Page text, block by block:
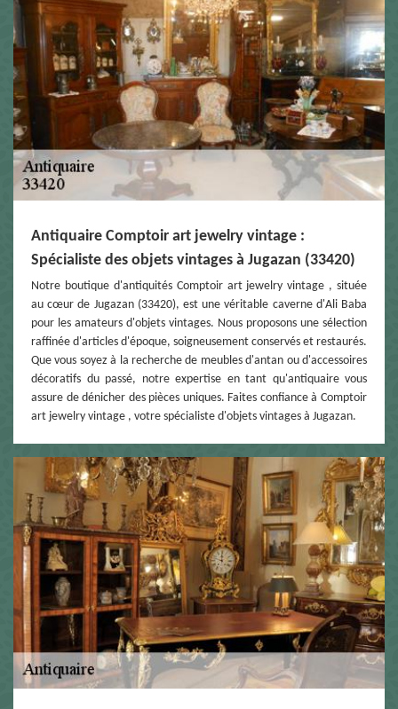
Antiquaire Comptoir art jewelry vintage :
Spécialiste des objets vintages à Jugazan (33420)
Notre boutique d'antiquités Comptoir art jewelry vintage , située
au cœur de Jugazan (33420), est une véritable caverne d'Ali Baba
pour les amateurs d'objets vintages. Nous proposons une sélection
raffinée d'articles d'époque, soigneusement conservés et restaurés.
Que vous soyez à la recherche de meubles d'antan ou d'accessoires
décoratifs du passé, notre expertise en tant qu'antiquaire vous
assure de dénicher des pièces uniques. Faites confiance à Comptoir
art jewelry vintage , votre spécialiste d'objets vintages à Jugazan.